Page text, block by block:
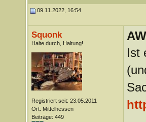
09.11.2022, 16:54
Squonk
Halte durch, Haltung!
Registriert seit: 23.05.2011
Ort: Mittelhessen
Beiträge: 449
Ist